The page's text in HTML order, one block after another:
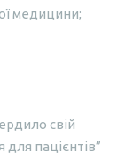
медицини;
свій
для пацієнтів”